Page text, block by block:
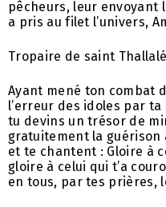
pêcheurs, leur envoyant
a pris au filet l’univers,
Tropaire de saint
Ayant mené ton combat
l’erreur des idoles par
tu devins un trésor de
gratuitement la guérison
et te chantent : Gloire à
gloire à celui qui t’a
en tous, par tes prières,